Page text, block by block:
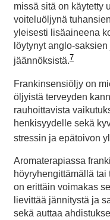
missä sitä on käytetty
voiteluöljynä
yleisesti lisäaineena
löytynyt anglo-
jäännöksistä.7
Frankinsensiöljy on
öljyistä terveyden
rauhoittavista
henkisyydelle sekä
stressin ja epätoivon
Aromaterapiassa
höyryhengittämällä
on erittäin voimakas
lievittää jännitystä ja
sekä auttaa